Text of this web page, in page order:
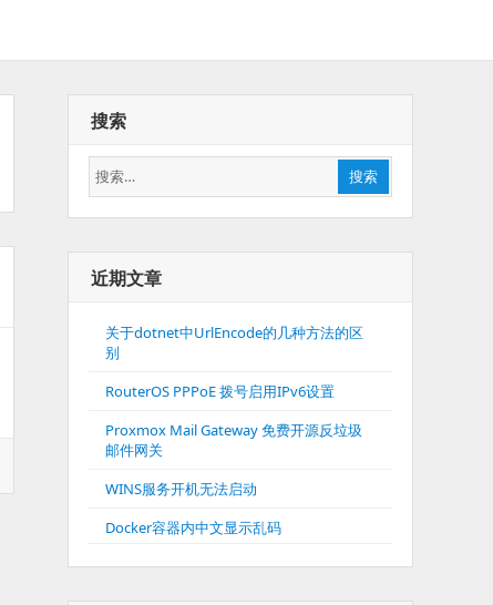
搜索
搜
索：
搜索
近期文章
关于dotnet中UrlEncode的几种方法的区
别
RouterOS PPPoE 拨号启用IPv6设置
Proxmox Mail Gateway 免费开源反垃圾
邮件网关
WINS服务开机无法启动
Docker容器内中文显示乱码